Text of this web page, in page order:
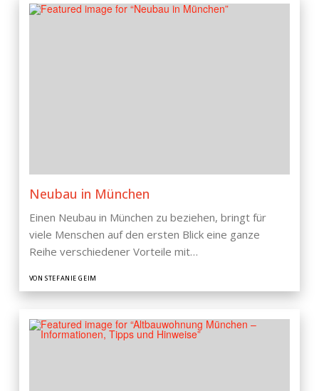
Neubau in München
Einen Neubau in München zu beziehen, bringt für
viele Menschen auf den ersten Blick eine ganze
Reihe verschiedener Vorteile mit…
VON STEFANIE GEIM